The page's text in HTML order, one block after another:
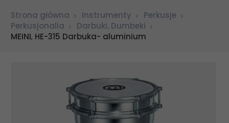
Strona główna Instrumenty
Perkusje
Perkusjonalia
Darbuki, Dumbeki
MEINL HE-315 Darbuka- aluminium